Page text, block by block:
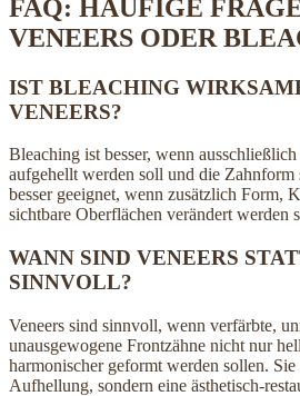
FAQ: HÄUFIGE
VENEERS ODER
IST BLEACHING
VENEERS?
Bleaching ist besser, wenn
aufgehellt werden soll und die Zahnform
besser geeignet, wenn zusätzlich Form,
sichtbare Oberflächen verändert werden
WANN SIND VENEERS
SINNVOLL?
Veneers sind sinnvoll, wenn verfärbte,
unausgewogene Frontzähne nicht nur
harmonischer geformt werden sollen.
Aufhellung, sondern eine ästhetisch-